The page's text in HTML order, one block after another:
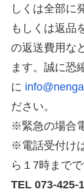
しくは全部に
もしくは返品
の返送費用な
ます。誠に恐
に
ださい。
※緊急の場合
※電話受付け
ら１7時までで
TEL 073-425-